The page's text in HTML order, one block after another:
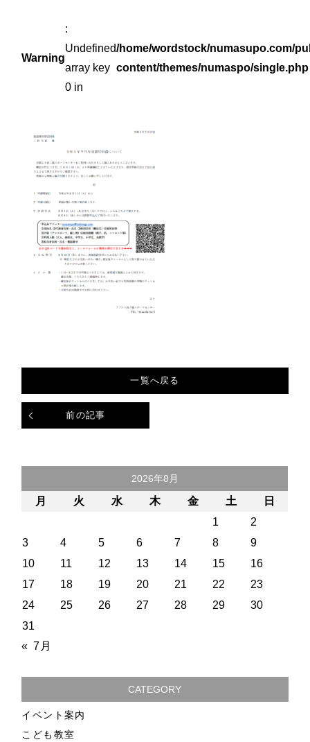
Warning
:
Undefined
array key
0 in
/home/wordstock/numasupo.com/
content/themes/numaspo/single.php
前の記事
一覧へ戻る
2026年8月
月 火 水 木 金 土
日
1
2
3
4 5 6 7 8
9
10
11 12 13 14 15
16
17
18 19 20 21 22
23
24
25 26 27 28 29
30
31
« 7月
CATEGORY
イベント案内
こども教室